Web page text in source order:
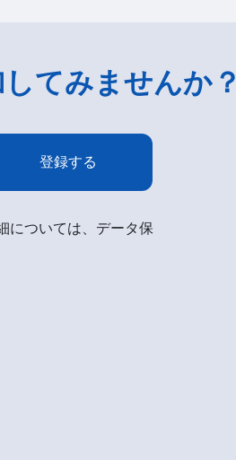
てみませんか？
登録する
については、データ保